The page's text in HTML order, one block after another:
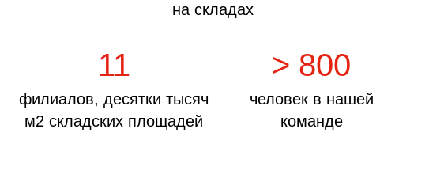
на складах
11
филиалов, десятки тысяч
м2 складских площадей
> 800
человек в нашей
команде